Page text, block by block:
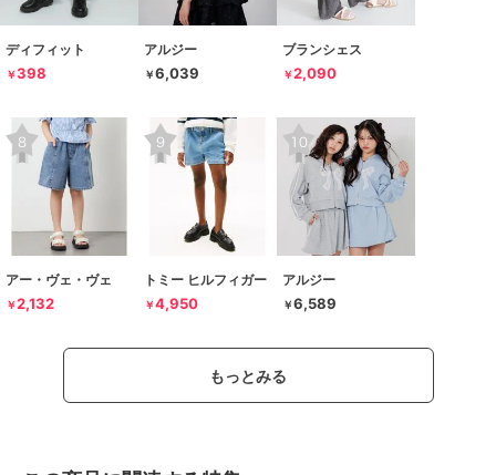
ディフィット
￥398
アルジー
￥6,039
ブランシェス
￥2,090
アー・ヴェ・ヴェ
￥2,132
トミー ヒルフィガー
￥4,950
アルジー
￥6,589
もっとみる